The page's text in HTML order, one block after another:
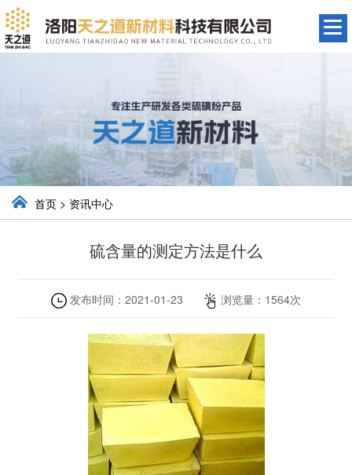
首页 > 资讯中心
硫含量的测定方法是什么
发布时间： 2021-01-23 浏览量： 1564次